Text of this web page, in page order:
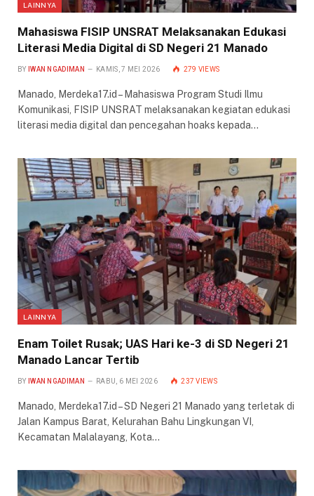
LAINNYA
Mahasiswa FISIP UNSRAT Melaksanakan Edukasi
Literasi Media Digital di SD Negeri 21 Manado
BY IWAN NGADIMAN KAMIS, 7 MEI 2026 279 VIEWS
Manado, Merdeka17.id – Mahasiswa Program Studi Ilmu
Komunikasi, FISIP UNSRAT melaksanakan kegiatan edukasi
literasi media digital dan pencegahan hoaks kepada…
LAINNYA
Enam Toilet Rusak; UAS Hari ke-3 di SD Negeri 21
Manado Lancar Tertib
BY IWAN NGADIMAN RABU, 6 MEI 2026 237VIEWS
Manado, Merdeka17.id – SD Negeri 21 Manado yang terletak di
Jalan Kampus Barat, Kelurahan Bahu Lingkungan VI,
Kecamatan Malalayang, Kota…